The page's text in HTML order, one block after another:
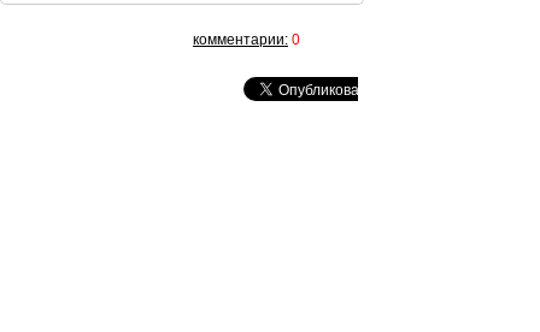
комментарии: 0